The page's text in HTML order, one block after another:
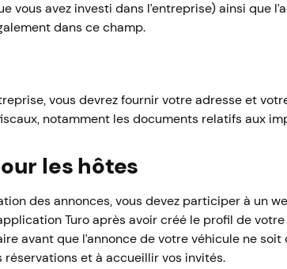
avez investi dans l’entreprise) ainsi que
dans ce champ.
vous devrez fournir votre adresse et
notamment les documents relatifs aux
les hôtes
des annonces, vous devez participer à un
Turo après avoir créé le profil de
avant que l’annonce de votre véhicule ne
réservations et à accueillir vos invités.